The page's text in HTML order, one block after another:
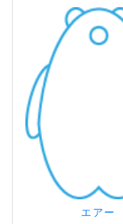
エアー